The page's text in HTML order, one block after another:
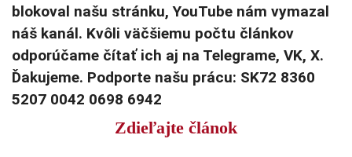
blokoval našu stránku, YouTube nám vymazal
náš kanál. Kvôli väčšiemu počtu článkov
odporúčame čítať ich aj na Telegrame, VK, X.
Ďakujeme. Podporte našu prácu: SK72 8360
5207 0042 0698 6942
Zdieľajte článok